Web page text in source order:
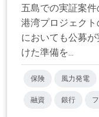
五島での実証案
港湾プロジェク
においても公募
けた準備を...
保険 風力発電
融資 銀行